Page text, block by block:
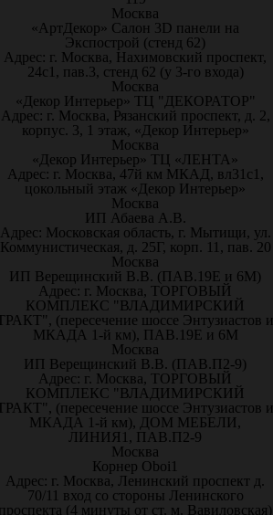
Москва
«АртДекор» Салон 3D панели на
Экспострой (стенд 62)
Адрес: г. Москва, Нахимовский проспект,
24с1, пав.3, стенд 62 (у 3-го входа)
Москва
«Декор Интерьер» ТЦ "ДЕКОРАТОР"
Адрес: г. Москва, Рязанский проспект, д. 2,
корпус. 3, 1 этаж, «Декор Интерьер»
Москва
«Декор Интерьер» ТЦ «ЛЕНТА»
Адрес: г. Москва, 47й км МКАД, вл31с1,
цокольный этаж «Декор Интерьер»
Москва
ИП Абаева А.В.
Адрес: Московская область, г. Мытищи, ул.
Коммунистическая, д. 25Г, корп. 11, пав. 20
Москва
ИП Верещинский В.В. (ПАВ.19Е и 6М)
Адрес: г. Москва, ТОРГОВЫЙ
КОМПЛЕКС "ВЛАДИМИРСКИЙ
(пересечение шоссе Энтузиастов и
МКАДА 1-й км), ПАВ.19Е и 6М
Москва
ИП Верещинский В.В. (ПАВ.П2-9)
Адрес: г. Москва, ТОРГОВЫЙ
КОМПЛЕКС "ВЛАДИМИРСКИЙ
(пересечение шоссе Энтузиастов и
МКАДА 1-й км), ДОМ МЕБЕЛИ,
ЛИНИЯ1, ПАВ.П2-9
Москва
Корнер Oboi1
Адрес: г. Москва, Ленинский проспект д.
70/11 вход со стороны Ленинского
(4 минуты от ст. м. Вавиловская)